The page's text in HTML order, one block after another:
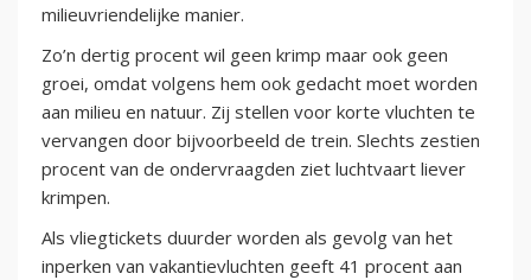
milieuvriendelijke manier.
Zo’n dertig procent wil geen krimp maar ook geen
groei, omdat volgens hem ook gedacht moet worden
aan milieu en natuur. Zij stellen voor korte vluchten te
vervangen door bijvoorbeeld de trein. Slechts zestien
procent van de ondervraagden ziet luchtvaart liever
krimpen.
Als vliegtickets duurder worden als gevolg van het
inperken van vakantievluchten geeft 41 procent aan